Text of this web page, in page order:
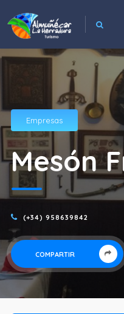
Empresas
Mesón
(+34) 958639842
COMPARTIR